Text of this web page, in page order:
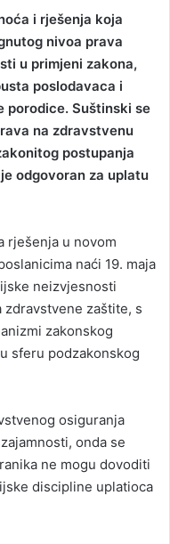
i rješenja koja
nivoa prava
u primjeni zakona,
poslodavaca i
porodice. Suštinski se
na zdravstvenu
postupanja
odgovoran za uplatu
rješenja u novom
naći 19. maja
neizvjesnosti
zaštite, s
zakonskog
sferu podzakonskog
osiguranja
onda se
ne mogu dovoditi
discipline uplatioca